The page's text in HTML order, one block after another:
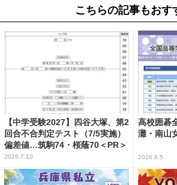
こちらの記事もおす
【中学受験2027】四谷大塚、第2
回合不合判定テスト（7/5実施）
偏差値…筑駒74・桜蔭70＜PR＞
2026.7.10
高校囲碁
灘・南山
2026.8.5